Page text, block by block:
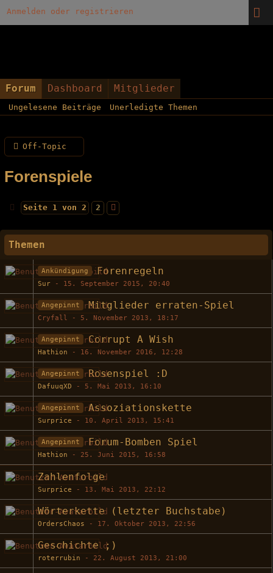
Anmelden oder registrieren
Forum Dashboard Mitglieder
Ungelesene Beiträge Unerledigte Themen
Off-Topic
Forenspiele
Seite 1 von 2 2
Themen
Ankündigung Forenregeln
Sur - 15. September 2015, 20:40
Angepinnt Mitglieder erraten-Spiel
Cryfall - 5. November 2013, 18:17
Angepinnt Corrupt A Wish
Hathion - 16. November 2016, 12:28
Angepinnt Rosenspiel :D
DafuuqXD - 5. Mai 2013, 16:10
Angepinnt Assoziationskette
Surprice - 10. April 2013, 15:41
Angepinnt Forum-Bomben Spiel
Hathion - 25. Juni 2015, 16:58
Zahlenfolge
Surprice - 13. Mai 2013, 22:12
Wörterkette (letzter Buchstabe)
OrdersChaos - 17. Oktober 2013, 22:56
Geschichte ;)
roterrubin - 22. August 2013, 21:00